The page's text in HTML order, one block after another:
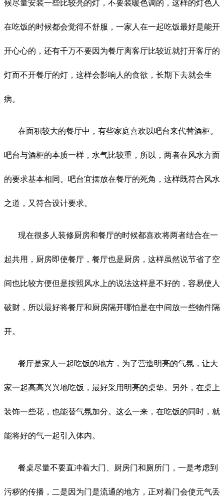
候尽量安装一些比较亮的灯，不要装暖色调的，这样的灯色人
在吃饭的时候都会觉得不舒服，一家人在一起吃饭最好是能开
开心心的，还有千万不要因为餐厅离客厅比较近就打开客厅的
灯而不开餐厅的灯，这样会影响人的食欲，长期下去就会生
病。
在面积较大的餐厅中，有些家庭喜欢以吧台来代替酒柜。
吧台与酒柜的本质一样，水气比较重，所以，两者在风水方面
的要求基本相同。吧台宜摆放在餐厅的死角，这样既符合风水
之道，又符合设计要求。
现在很多人装修厨房和餐厅的时候都喜欢将两者结合在一
起共用，厨房即使餐厅，餐厅也是厨房，这样虽然说节省了空
间也比较方便但是按照风水上的说法这样是不好的，容易使人
破财，所以最好将餐厅和厨房隔开哪怕是在中间放一些物件隔
开。
餐厅是家人一起吃饭的地方，为了营造明亮的气氛，让大
家一起高高兴兴地吃饭，最好采用明亮的桌垫。另外，在桌上
装饰一些花，也能替气氛加分。这么一来，在吃饭的同时，就
能将好的气一起引入体内。
餐桌尽量不要直冲着大门、厨房门和厕所门，一是考虑到
污秽的传播，二是因为门是流通的地方，正对着门会使元气丢